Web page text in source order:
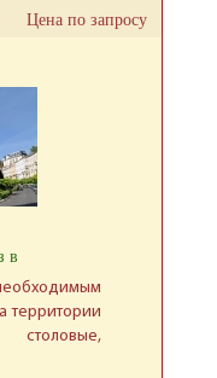
Цена по запросу
в
территории
столовые,